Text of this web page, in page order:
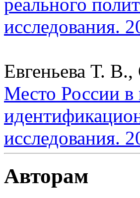
исследования.
Евгеньева Т.
Место России
исследования.
Авторам